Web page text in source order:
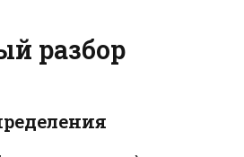
разбор